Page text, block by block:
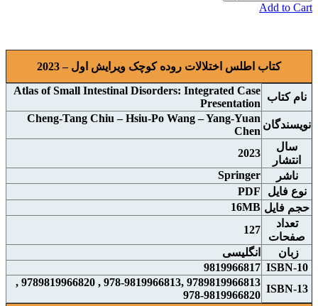
Add to Cart
کتاب اطلس اختلالات روده کوچک ویرایش اول – 2023
نام کتاب
Atlas of Small Intestinal Disorders: Integrated Case
Presentation
نويسندگان
Cheng-Tang Chiu – Hsiu-Po Wang – Yang-Yuan
Chen
سال
انتشار
2023
ناشر
Springer
نوع فايل
PDF
حجم فايل 16MB
تعداد
صفحات
127
زبان
انگلیسی
ISBN-10
9819966817
ISBN-13
9789819966813 ,978-9819966813 , 9789819966820 ,
978-9819966820